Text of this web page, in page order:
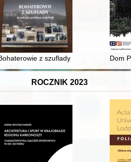
XX-XXI wiekuz szuflady : krynickie Dom
ROCZNIK 2023